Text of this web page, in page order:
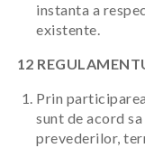
instanta a
existente.
12
Prin
sunt de acord
prevederilor,